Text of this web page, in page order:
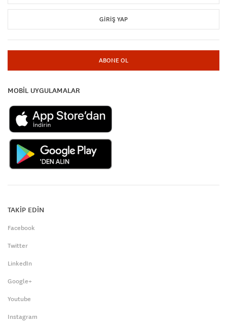
GIRIŞ YAP
ABONE OL
MOBİL UYGULAMALAR
TAKİP EDİN
Facebook
Twitter
LinkedIn
Google+
Youtube
Instagram